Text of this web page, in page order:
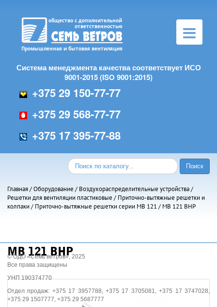
Система менеджмента качества соответствует ИСО
9001-2015 (ISO 9001:2015)
+375 29 150-77-77
+375 29 568-77-77
+375 17 395-77-88
Главная/Оборудование / Воздухораспределительные устройства/
Решетки для вентиляции пластиковые / Приточно-вытяжные решетки и
колпаки/ Приточно-вытяжные решетки серии МВ 121 / МВ 121 ВНР
МВ 121 ВНР
© ОДО «Семь ветров», 2025
Все права защищены
УНП 190374770
Отдел продаж: +375 17 3957788, +375 17 3705081, +375 17 3747028,
+375 29 1507777, +375 29 5687777